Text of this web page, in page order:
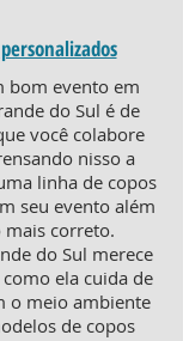
bom evento em
do Sul é de
você colabore
nisso a
linha de copos
seu evento além
correto.
do Sul merece
ela cuida de
o meio ambiente
de copos